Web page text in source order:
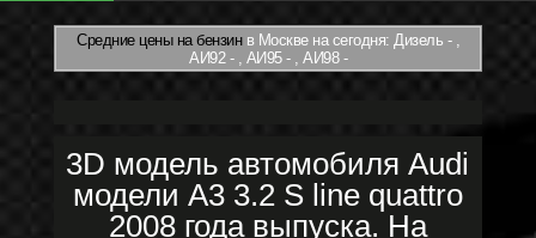
Средние цены на бензинв Москве на сегодня: Дизель - ,
АИ92 - , АИ95 - , АИ98 -
3D модель автомобиля Audi
модели A3 3.2 S line quattro
2008 года выпуска. На